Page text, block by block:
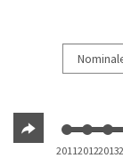
201120122013